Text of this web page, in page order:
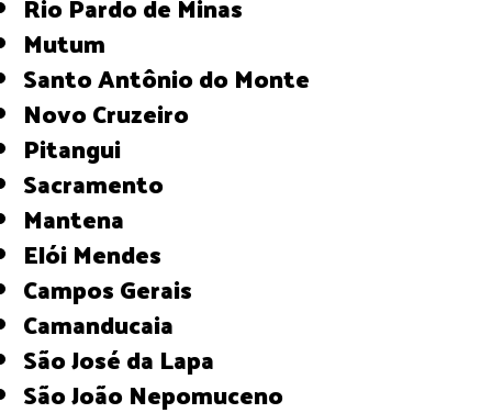
Mutum
Santo Antônio do Monte
Novo Cruzeiro
Pitangui
Sacramento
Mantena
Elói Mendes
Campos Gerais
Camanducaia
São José da Lapa
São João Nepomuceno